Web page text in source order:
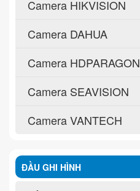
Camera HIKVISION
Camera DAHUA
Camera HDPARAGON
Camera SEAVISION
Camera VANTECH
ĐẦU GHI HÌNH